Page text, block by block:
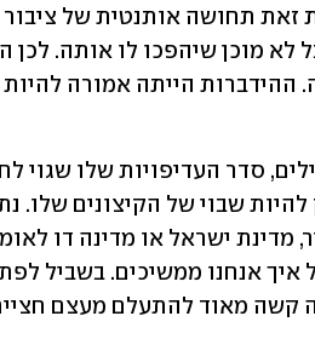
קשה מאוד להתעלם מעצם